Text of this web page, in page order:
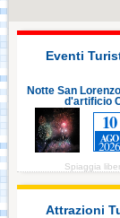
Eventi
Notte San Lorenzo
d'artificio
2026
Spiaggia libera
Attrazioni
Italia